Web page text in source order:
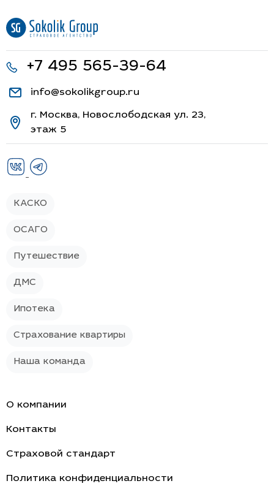
+7 495 565-39-64
info@sokolikgroup.ru
г. Москва, Новослободская ул. 23,
этаж 5
КАСКО
ОСАГО
Путешествие
ДМС
Ипотека
Страхование квартиры
Наша команда
О компании
Контакты
Страховой стандарт
Политика конфиденциальности